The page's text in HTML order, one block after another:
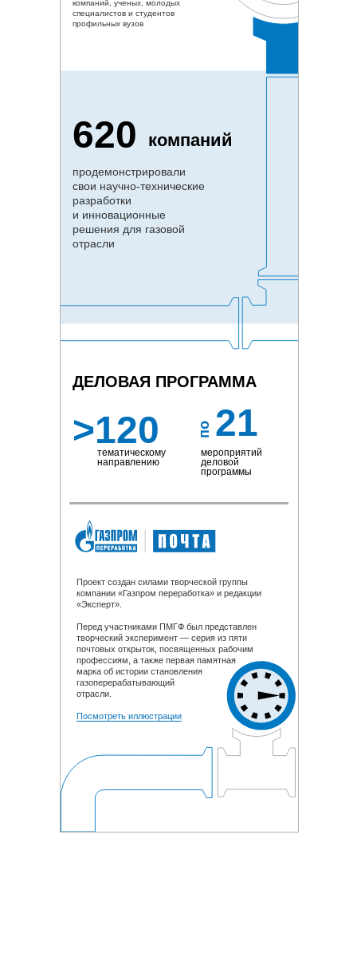
компаний
продемонстрировали
свои научно-технические
разработки
и инновационные
решения для газовой
отрасли
620
ДЕЛОВАЯ ПРОГРАММА
по
>120 21
мероприятий
деловой
программы
тематическому
направлению
компаний, ученых, молодых
специалистов и студентов
профильных вузов
Проект создан силами творческой группы
компании «Газпром переработка» и редакции
«Эксперт».
Перед участниками ПМГФ был представлен
творческий эксперимент — серия из пяти
почтовых открыток, посвященных рабочим
профессиям, а также первая памятная
марка об истории становления
газоперерабатывающий
отрасли.
Посмотреть иллюстрации